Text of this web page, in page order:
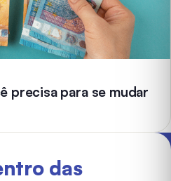
precisa para se mudar
das